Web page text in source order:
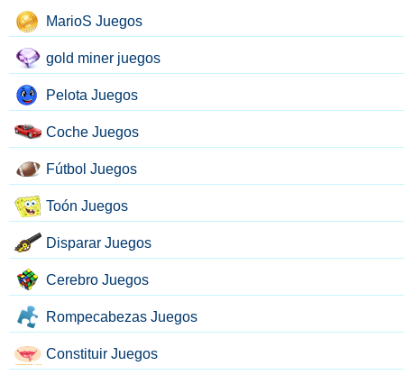
MarioS Juegos
gold miner juegos
Pelota Juegos
Coche Juegos
Fútbol Juegos
Toón Juegos
Disparar Juegos
Cerebro Juegos
Rompecabezas Juegos
Constituir Juegos